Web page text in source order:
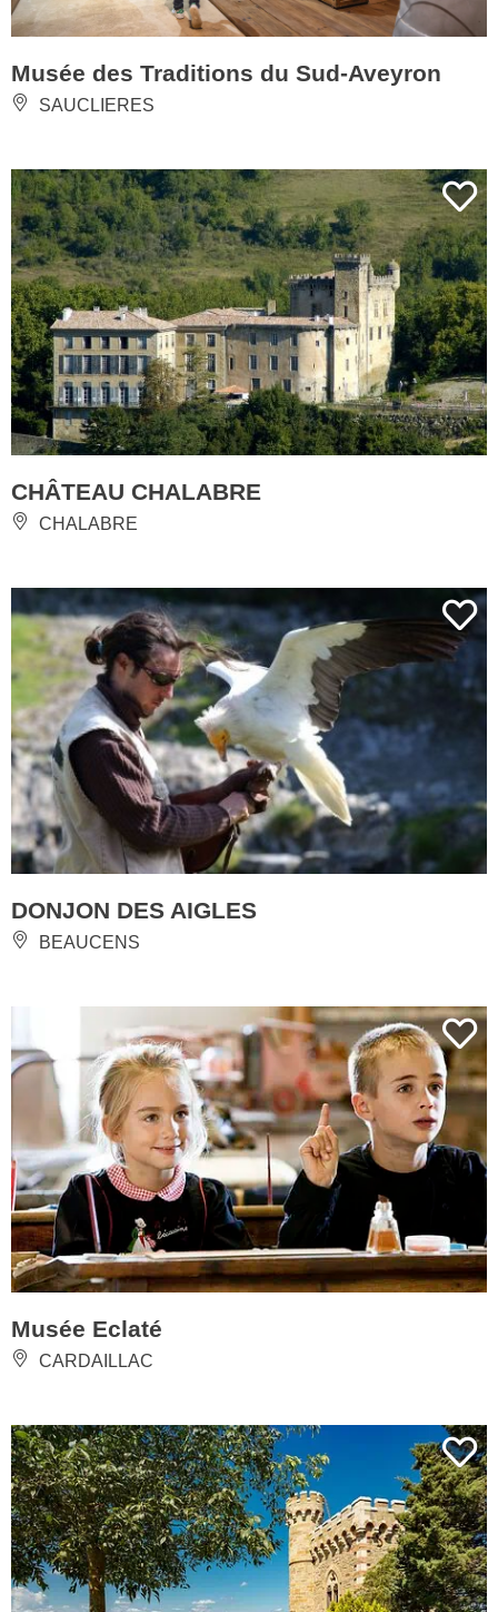
Musée des Traditions du Sud-Aveyron
SAUCLIERES
CHÂTEAU CHALABRE
CHALABRE
DONJON DES AIGLES
BEAUCENS
Musée Eclaté
CARDAILLAC